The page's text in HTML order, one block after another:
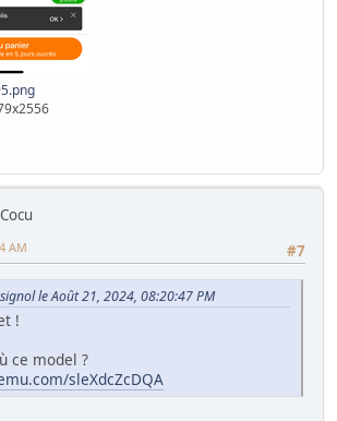
Cocu
#7
AM
le Août 21, 2024, 08:20:47 PM
!
ce model ?
sleXdcZcDQA